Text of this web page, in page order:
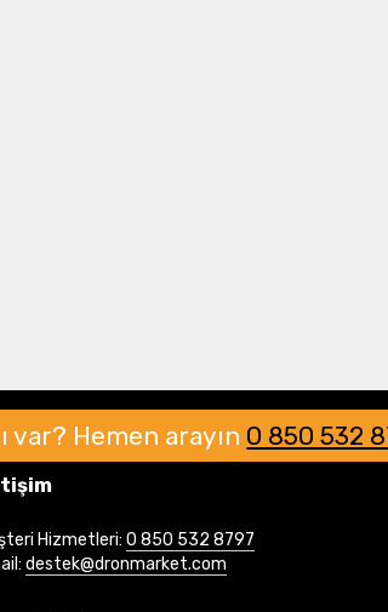
için hemen tıklayın.
var? Hemen arayın 0 850 532
Hizmetleri:0 850 532 8797
destek@dronmarket.com